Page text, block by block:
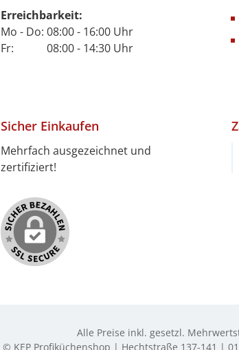
Erreichbarkeit:
Mo - Do: 08:00 - 16:00 Uhr
Fr: 08:00 - 14:30 Uhr
Sicher Einkaufen
Mehrfach ausgezeichnet und
zertifiziert!
Alle Preise inkl. gesetzl.
© KEP Profiküchenshop | Hechtstraße 137-141 |